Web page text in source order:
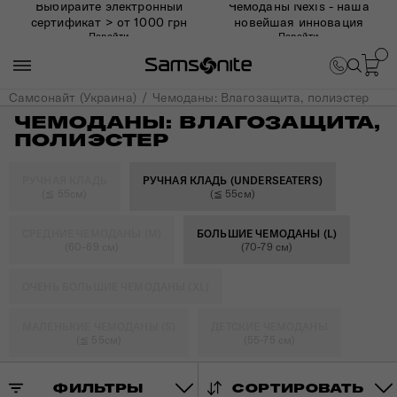
Выбирайте электронный
сертификат > от 1000 грн
Перейти
Чемоданы Nexis - наша
новейшая инновация
Перейти
Самсонайт (Украина) Чемоданы: Влагозащита, полиэстер
ЧЕМОДАНЫ: ВЛАГОЗАЩИТА,
ПОЛИЭСТЕР
РУЧНАЯ КЛАДЬ (UNDERSEATERS)
(≦ 55см)
БОЛЬШИЕ ЧЕМОДАНЫ (L)
(70-79 см)
ФИЛЬТРЫ СОРТИРОВАТЬ